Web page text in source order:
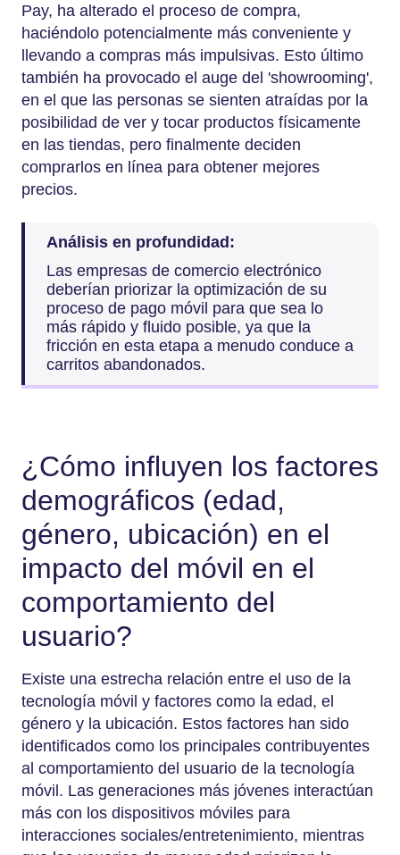
Pay, ha alterado el proceso de compra,
haciéndolo potencialmente más conveniente y
llevando a compras más impulsivas. Esto último
también ha provocado el auge del 'showrooming',
en el que las personas se sienten atraídas por la
posibilidad de ver y tocar productos físicamente
en las tiendas, pero finalmente deciden
comprarlos en línea para obtener mejores
precios.
Análisis en profundidad:
Las empresas de comercio electrónico
deberían priorizar la optimización de su
proceso de pago móvil para que sea lo
más rápido y fluido posible, ya que la
fricción en esta etapa a menudo conduce a
carritos abandonados.
¿Cómo influyen los factores
demográficos (edad,
género, ubicación) en el
impacto del móvil en el
comportamiento del
usuario?
Existe una estrecha relación entre el uso de la
tecnología móvil y factores como la edad, el
género y la ubicación. Estos factores han sido
identificados como los principales contribuyentes
al comportamiento del usuario de la tecnología
móvil. Las generaciones más jóvenes interactúan
más con los dispositivos móviles para
interacciones sociales/entretenimiento, mientras